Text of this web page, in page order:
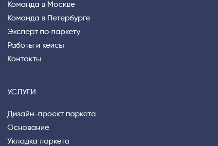
Команда в Москве
Команда в Петербурге
Эксперт по паркету
Работы и кейсы
Контакты
УСЛУГИ
Дизайн-проект паркета
Основание
Укладка паркета